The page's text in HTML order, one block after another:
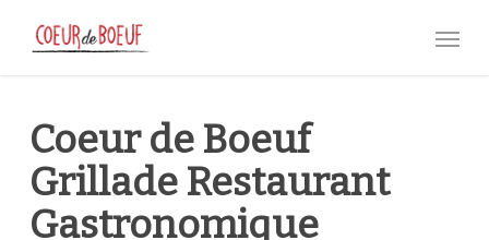
Menu
Coeur de Boeuf
Grillade Restaurant
Gastronomique